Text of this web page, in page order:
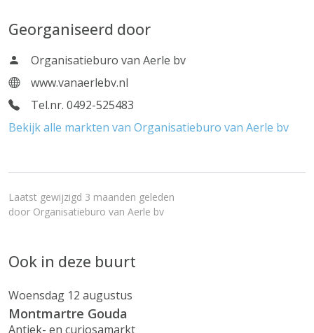
Georganiseerd door
Organisatieburo van Aerle bv
www.vanaerlebv.nl
Tel.nr. 0492-525483
Bekijk alle markten van Organisatieburo van Aerle bv
Laatst gewijzigd 3 maanden geleden
door Organisatieburo van Aerle bv
Ook in deze buurt
Woensdag 12 augustus
Montmartre Gouda
Antiek- en curiosamarkt